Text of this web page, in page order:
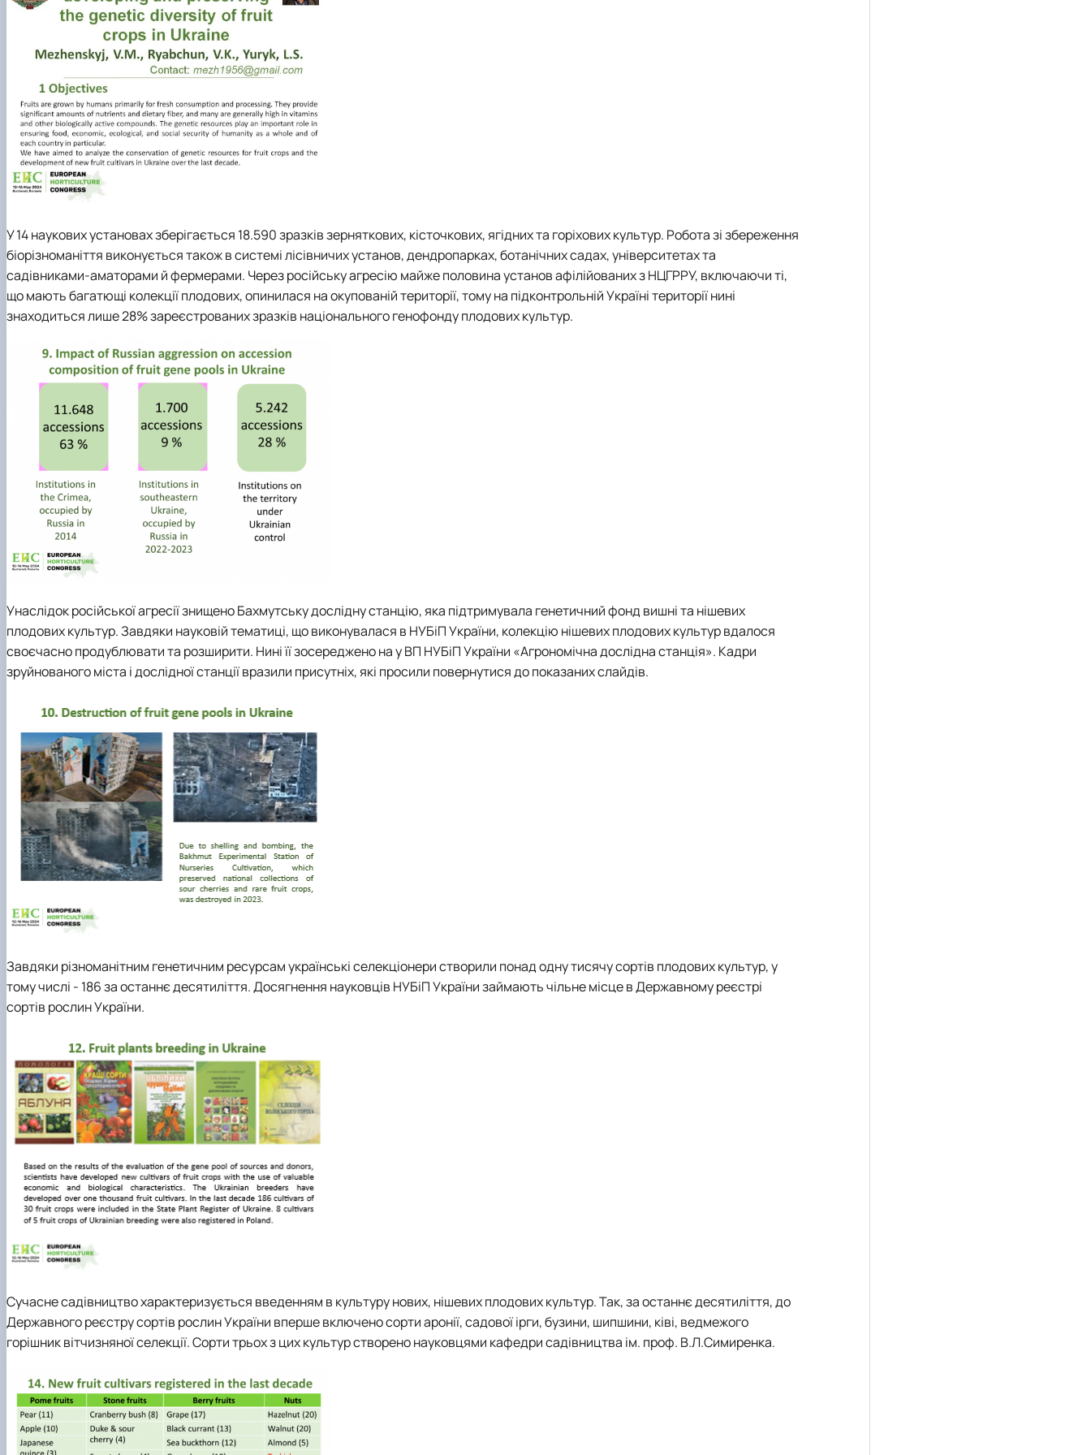
У 14 наукових установах зберігається 18.590 зразків зерняткових, кісточкових, ягідних та горіхових культур. Робота зі збереження
біорізноманіття виконується також в системі лісівничих установ, дендропарках, ботанічних садах, університетах та
садівниками-аматорами й фермерами. Через російську агресію майже половина установ афілійованих з НЦГРРУ, включаючи ті,
що мають багатющі колекції плодових, опинилася на окупованій території, тому на підконтрольній Україні території нині
знаходиться лише 28% зареєстрованих зразків національного генофонду плодових культур.
Унаслідок російської агресії знищено Бахмутську дослідну станцію, яка підтримувала генетичний фонд вишні та нішевих
плодових культур. Завдяки науковій тематиці, що виконувалася в НУБіП України, колекцію нішевих плодових культур вдалося
своєчасно продублювати та розширити. Нині її зосереджено на у ВП НУБіП України «Агрономічна дослідна станція». Кадри
зруйнованого міста і дослідної станції вразили присутніх, які просили повернутися до показаних слайдів.
Завдяки різноманітним генетичним ресурсам українські селекціонери створили понад одну тисячу сортів плодових культур, у
тому числі - 186 за останнє десятиліття. Досягнення науковців НУБіП України займають чільне місце в Державному реєстрі
сортів рослин України.
Сучасне садівництво характеризується введенням в культуру нових, нішевих плодових культур. Так, за останнє десятиліття, до
Державного реєстру сортів рослин України вперше включено сорти аронії, садової ірги, бузини, шипшини, ківі, ведмежого
горішник вітчизняної селекції. Сорти трьох з цих культур створено науковцями кафедри садівництва ім. проф. В.Л.Симиренка.